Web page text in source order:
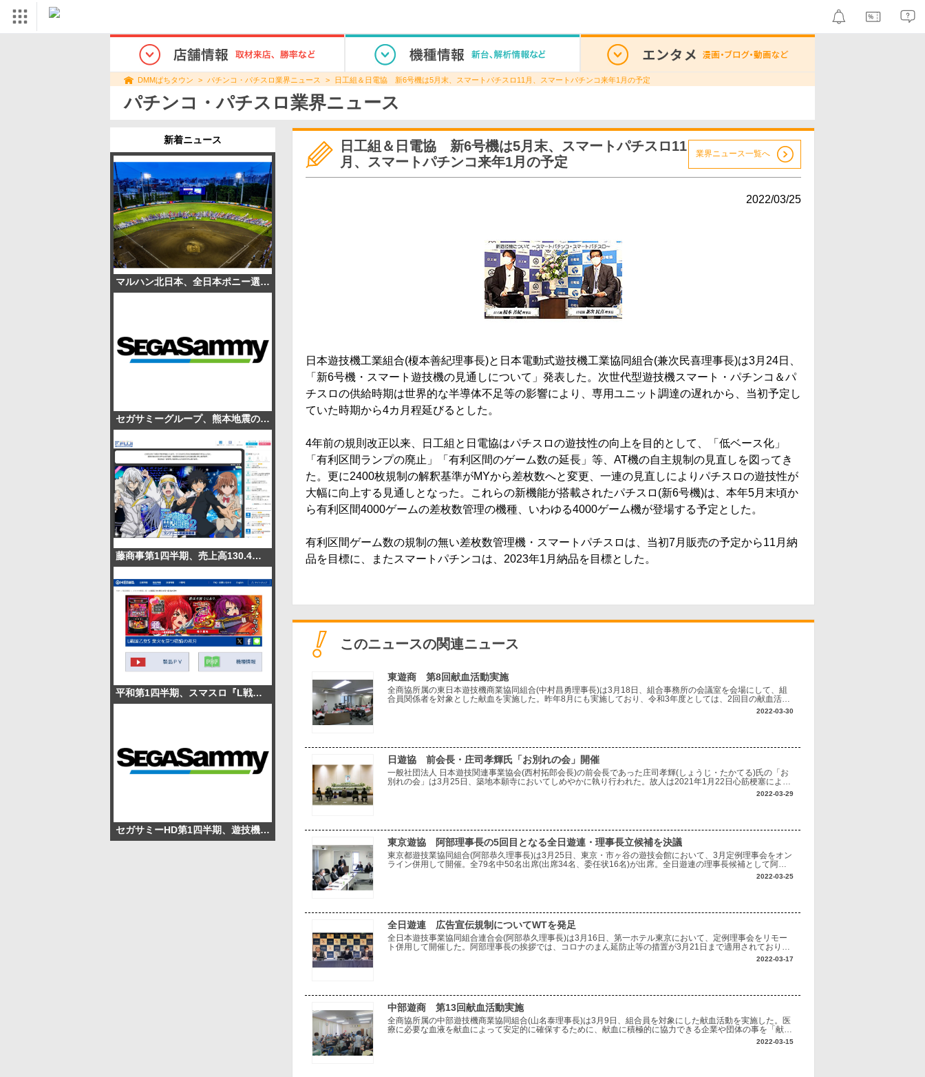
DMMぱちタウン パチンコ・パチスロ業界ニュース 日工組＆日電協 新6号機は5月末、スマートパチスロ11月、スマートパチンコ来年1月の予定
パチンコ・パチスロ業界ニュース
新着ニュース
マルハン北日本、全日本ポニー選手権に協賛 過去最多129チームが参加
セガサミーグループ、熊本地震の被災地支援で1,000万円を寄付
藤商事第1四半期、売上高130.4％増の65.1億円 パチンコ販売1.3万台で赤字幅縮小
平和第1四半期、スマスロ『L戦国乙女5』2.4万台販売で営業利益195.1％増
セガサミーHD第1四半期、遊技機事業が黒字転換 売上高58.5％増、経常利益28.5億円
日工組＆日電協 新6号機は5月末、スマートパチスロ11
月、スマートパチンコ来年1月の予定
業界ニュース一覧へ
2022/03/25
日本遊技機工業組合(榎本善紀理事長)と日本電動式遊技機工業協同組合(兼次民喜理事長)は3月24日、
「新6号機・スマート遊技機の見通しについて」発表した。次世代型遊技機スマート・パチンコ＆パ
チスロの供給時期は世界的な半導体不足等の影響により、専用ユニット調達の遅れから、当初予定し
ていた時期から4カ月程延びるとした。
4年前の規則改正以来、日工組と日電協はパチスロの遊技性の向上を目的として、「低ベース化」
「有利区間ランプの廃止」「有利区間のゲーム数の延長」等、AT機の自主規制の見直しを図ってき
た。更に2400枚規制の解釈基準がMYから差枚数へと変更、一連の見直しによりパチスロの遊技性が
大幅に向上する見通しとなった。これらの新機能が搭載されたパチスロ(新6号機)は、本年5月末頃か
ら有利区間4000ゲームの差枚数管理の機種、いわゆる4000ゲーム機が登場する予定とした。
有利区間ゲーム数の規制の無い差枚数管理機・スマートパチスロは、当初7月販売の予定から11月納
品を目標に、またスマートパチンコは、2023年1月納品を目標とした。
このニュースの関連ニュース
東遊商 第8回献血活動実施
全商協所属の東日本遊技機商業協同組合(中村昌勇理事長)は3月18日、組合事務所の会議室を会場にして、組
合員関係者を対象とした献血を実施した。昨年8月にも実施しており、令和3年度としては、2回目の献血活動
となった。目に見える社会貢献活動の一環として開始されて以来、多くの組合員が活動に協力している。今回
2022-03-30
日遊協 前会長・庄司孝輝氏「お別れの会」開催
一般社団法人 日本遊技関連事業協会(西村拓郎会長)の前会長であった庄司孝輝(しょうじ・たかてる)氏の「お
別れの会」は3月25日、築地本願寺においてしめやかに執り行われた。故人は2021年1月22日心筋梗塞により
2022-03-29
東京遊協 阿部理事長の5回目となる全日遊連・理事長立候補を決議
東京都遊技業協同組合(阿部恭久理事長)は3月25日、東京・市ヶ谷の遊技会館において、3月定例理事会をオン
ライン併用して開催。全79名中50名出席(出席34名、委任状16名)が出席。全日遊連の理事長候補として阿部
恭久氏を満場一致で推薦する事を決議した。冒頭、阿部理事長は、「先般、日工組と日電協から、新2022-03-25
全日遊連 広告宣伝規制についてWTを発足
全日本遊技事業協同組合連合会(阿部恭久理事長)は3月16日、第一ホテル東京において、定例理事会をリモー
ト併用して開催した。阿部理事長の挨拶では、コロナのまん延防止等の措置が3月21日まで適用されており、
リモート併用の開催に理解を求めた。また、ロシアのウクライナ侵攻に対しては、世界平和への懸念と共に日
2022-03-17
中部遊商 第13回献血活動実施
全商協所属の中部遊技機商業協同組合(山名泰理事長)は3月9日、組合員を対象にした献血活動を実施した。医
療に必要な血液を献血によって安定的に確保するために、献血に積極的に協力できる企業や団体の事を「献血
サポーター」と言い、中部遊商では社会貢献活動の一環として献血サポーターへ参加してから今年で12年とな
2022-03-15